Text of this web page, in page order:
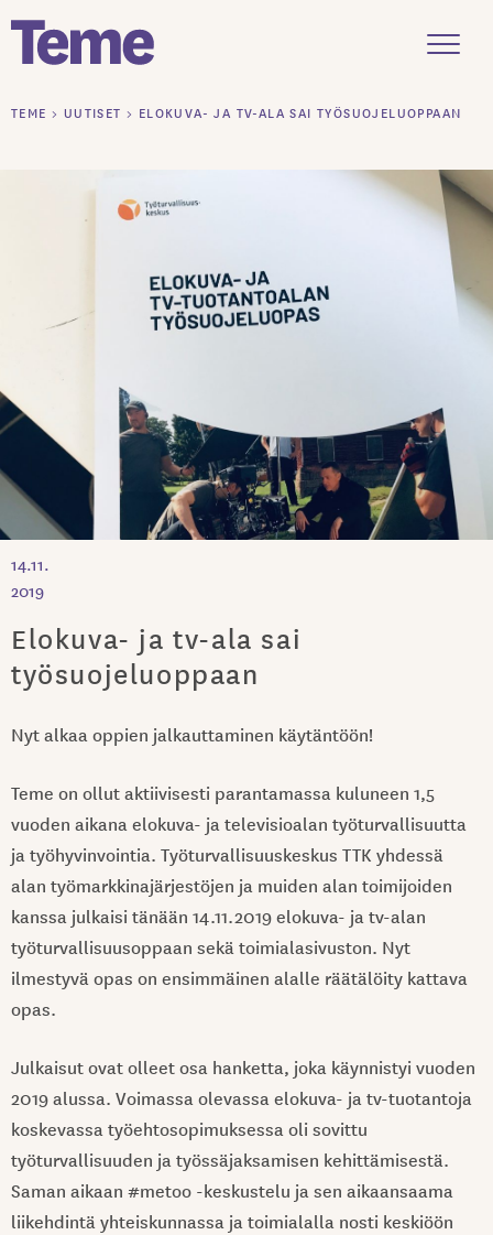
Siirry
TEME > UUTISET > ELOKUVA- JA TV-ALA SAI TYÖSUOJELUOPPAAN
14.11.
2019
Elokuva- ja tv-ala sai
työsuojeluoppaan
Nyt alkaa oppien jalkauttaminen käytäntöön!
Teme on ollut aktiivisesti parantamassa kuluneen 1,5
vuoden aikana elokuva- ja televisioalan työturvallisuutta
ja työhyvinvointia. Työturvallisuuskeskus TTK yhdessä
alan työmarkkinajärjestöjen ja muiden alan toimijoiden
kanssa julkaisi tänään 14.11.2019 elokuva- ja tv-alan
työturvallisuusoppaan sekä toimialasivuston. Nyt
ilmestyvä opas on ensimmäinen alalle räätälöity kattava
opas.
Julkaisut ovat olleet osa hanketta, joka käynnistyi vuoden
2019 alussa. Voimassa olevassa elokuva- ja tv-tuotantoja
koskevassa työehtosopimuksessa oli sovittu
työturvallisuuden ja työssäjaksamisen kehittämisestä.
Saman aikaan #metoo -keskustelu ja sen aikaansaama
liikehdintä yhteiskunnassa ja toimialalla nosti keskiöön